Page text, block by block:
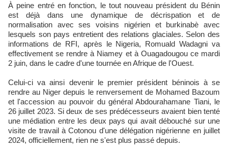
À peine entré en fonction, le tout nouveau président du Bénin
est déjà dans une dynamique de décrispation et de
normalisation avec ses voisins nigérien et burkinabè avec
lesquels son pays entretient des relations glaciales. Selon des
informations de RFI, après le Nigeria, Romuald Wadagni va
effectivement se rendre à Niamey et à Ouagadougou ce mardi
2 juin, dans le cadre d'une tournée en Afrique de l'Ouest.
Celui-ci va ainsi devenir le premier président béninois à se
rendre au Niger depuis le renversement de Mohamed Bazoum
et l'accession au pouvoir du général Abdourahamane Tiani, le
26 juillet 2023. Si deux de ses prédécesseurs avaient bien tenté
une médiation entre les deux pays qui avait débouché sur une
visite de travail à Cotonou d'une délégation nigérienne en juillet
2024, officiellement, rien ne s'est plus passé depuis.